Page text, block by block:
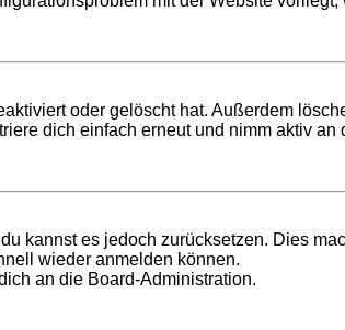
oder gelöscht hat. Außerdem
dich einfach erneut und nimm aktiv an
kannst es jedoch zurücksetzen. Dies
wieder anmelden können.
an die Board-Administration.